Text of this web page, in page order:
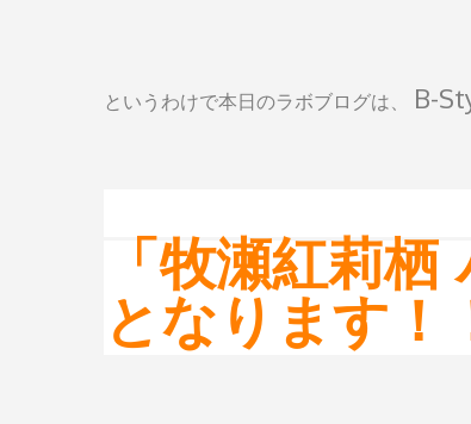
というわけで本日のラボブログは、 B-
「牧瀬紅莉
となります！